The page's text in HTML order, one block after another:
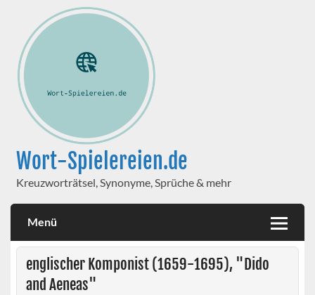
Wort-Spielereien.de
Kreuzworträtsel, Synonyme, Sprüche & mehr
Menü
englischer Komponist (1659-1695), "Dido
and Aeneas"